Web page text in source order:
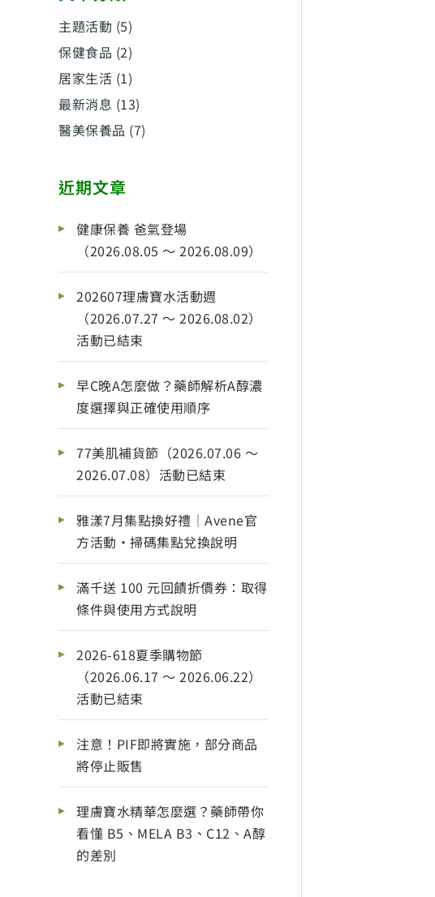
主題活動 (5)
保健食品 (2)
居家生活 (1)
最新消息 (13)
醫美保養品 (7)
近期文章
健康保養 爸氣登場
（2026.08.05 ～ 2026.08.09）
202607理膚寶水活動週
（2026.07.27 ～ 2026.08.02）
活動已結束
早C晚A怎麼做？藥師解析A醇濃
度選擇與正確使用順序
77美肌補貨節（2026.07.06 ～
2026.07.08）活動已結束
雅漾7月集點換好禮｜Avene官
方活動・掃碼集點兌換說明
滿千送 100 元回饋折價券：取得
條件與使用方式說明
2026-618夏季購物節
（2026.06.17 ～ 2026.06.22）
活動已結束
注意！PIF即將實施，部分商品
將停止販售
理膚寶水精華怎麼選？藥師帶你
看懂 B5、MELA B3、C12、A醇
的差別